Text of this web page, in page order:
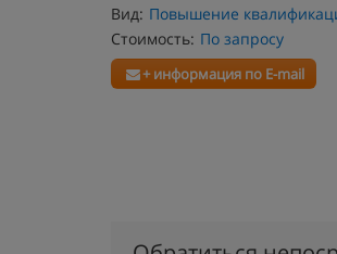
Вид: Повышение
Стоимость: По запросу
+ информация по E-mail